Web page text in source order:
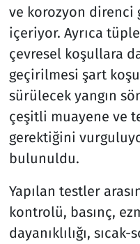
ve korozyon
içeriyor. Ayrıca
çevresel koşullara
geçirilmesi şart
sürülecek yangın
çeşitli muayene ve
gerektiğini
bulunuldu.
Yapılan testler
kontrolü, basınç,
dayanıklılığı,